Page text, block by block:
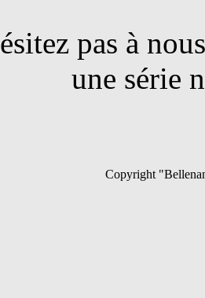
pas à
une série
Copyright